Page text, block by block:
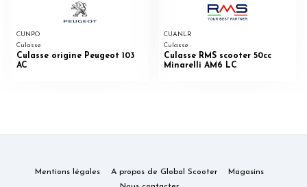
CUNPO
Culasse
Culasse origine Peugeot 103
AC
CUANLR
Culasse
Culasse RMS scooter 50cc
Minarelli AM6 LC
Mentions légales A propos de Global Scooter
Magasins